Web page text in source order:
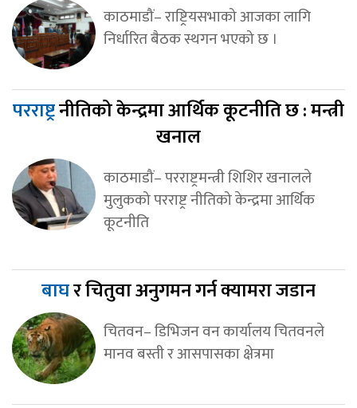
काठमाडौं– राष्ट्रियसभाको आजका लागि
निर्धारित बैठक स्थगन भएको छ ।
परराष्ट्रनीतिको केन्द्रमा आर्थिक कूटनीति छ : मन्त्री
खनाल
काठमाडौं– परराष्ट्रमन्त्री शिशिर खनालले
मुलुकको परराष्ट्र नीतिको केन्द्रमा आर्थिक
कूटनीति
बाघर चितुवा अनुगमन गर्न क्यामरा जडान
चितवन– डिभिजन वन कार्यालय चितवनले
मानव बस्ती र आसपासका क्षेत्रमा